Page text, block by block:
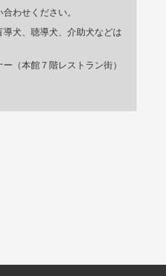
わせください。
犬、聴導犬、介助犬などは
（本館７階レストラン街）